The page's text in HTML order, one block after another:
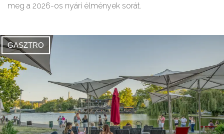
meg a 2026-os nyári élmények sorát.
GASZTRO